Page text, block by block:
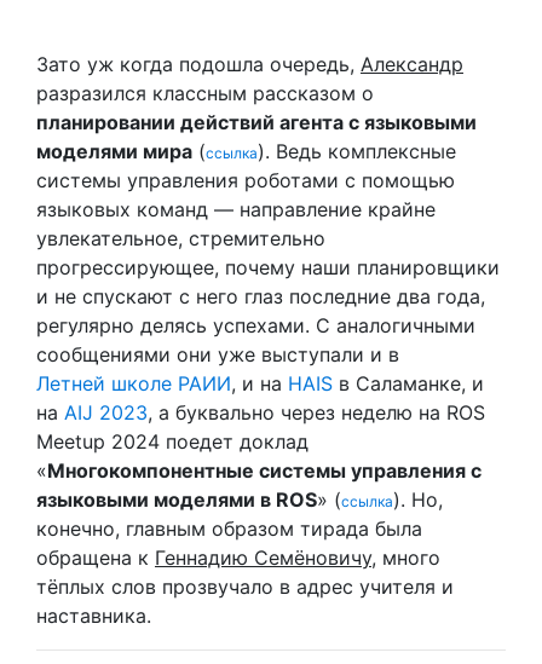
Зато уж когда подошла очередь, Александр
разразился классным рассказом о
планировании действий агента с языковыми
моделями мира (ссылка). Ведь комплексные
системы управления роботами с помощью
языковых команд — направление крайне
увлекательное, стремительно
прогрессирующее, почему наши планировщики
и не спускают с него глаз последние два года,
регулярно делясь успехами. С аналогичными
сообщениями они уже выступали и в
Летней школе РАИИ, и на HAIS в Саламанке, и
на AIJ 2023, а буквально через неделю на ROS
Meetup 2024 поедет доклад
«Многокомпонентные системы управления с
языковыми моделями в ROS» (ссылка). Но,
конечно, главным образом тирада была
обращена к Геннадию Семёновичу, много
тёплых слов прозвучало в адрес учителя и
наставника.